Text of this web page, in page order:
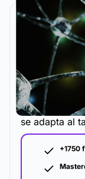
La
se adapta al
+1750